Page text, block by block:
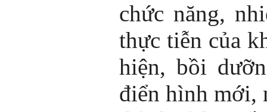
chức năng,
thực tiễn của
hiện, bồi
điển hình mới,